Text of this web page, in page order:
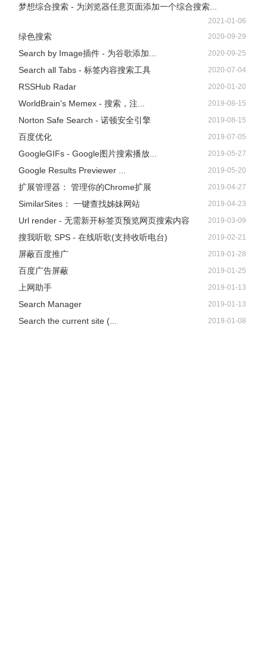
梦想综合搜索 - 为浏览器任意页面添加一个综合搜索...
2021-01-06
绿色搜索 2020-09-29
Search by Image插件 - 为谷歌添加... 2020-09-25
Search all Tabs - 标签内容搜索工具 2020-07-04
RSSHub Radar 2020-01-20
WorldBrain's Memex - 搜索，注... 2019-08-15
Norton Safe Search - 诺顿安全引擎 2019-08-15
百度优化 2019-07-05
GoogleGIFs - Google图片搜索播放... 2019-05-27
Google Results Previewer ... 2019-05-20
扩展管理器： 管理你的Chrome扩展 2019-04-27
SimilarSites： 一键查找姊妹网站 2019-04-23
Url render - 无需新开标签页预览网页搜索内容 2019-03-09
搜我听歌 SPS - 在线听歌(支持收听电台) 2019-02-21
屏蔽百度推广 2019-01-28
百度广告屏蔽 2019-01-25
上网助手 2019-01-13
Search Manager 2019-01-13
Search the current site (... 2019-01-08